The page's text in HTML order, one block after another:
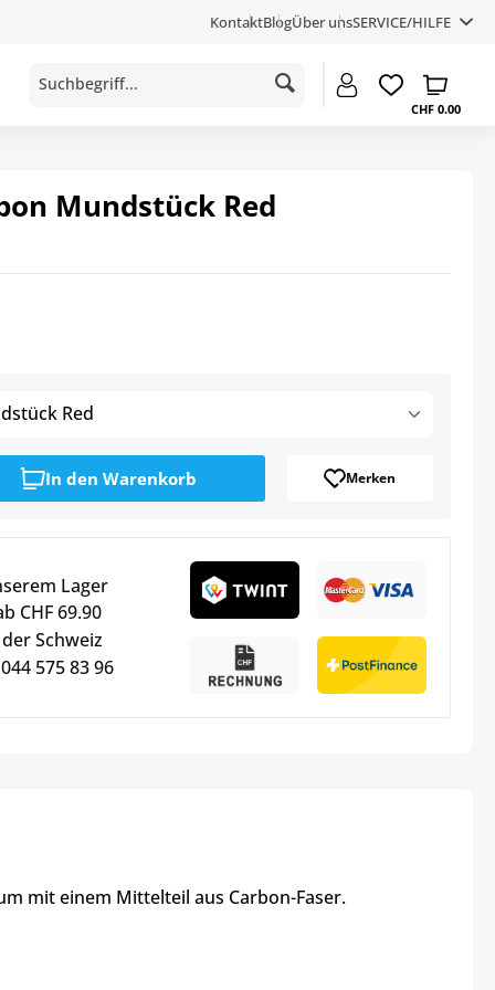
KontaktBlogÜber unsSERVICE/HILFE
CHF 0.00
Mundstück Red
Red
In den Warenkorb Merken
Lager
CHF 69.90
Schweiz
575 83 96
mit einem Mittelteil aus Carbon-Faser.